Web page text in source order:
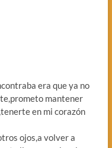
era que ya no
mantener
en mi corazón
ojos,a volver a